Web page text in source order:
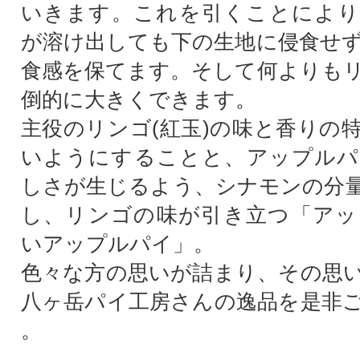
いきます。これを引くことによ
が溶け出しても下の生地に侵食せ
食感を保てます。そして何よりも
倒的に大きくできます。
主役のリンゴ(紅玉)の味と香りの
いようにすることと、アップル
しさが生じるよう、シナモンの分
し、リンゴの味が引き立つ「ア
いアップルパイ」。
色々な方の思いが詰まり、その思
八ヶ岳パイ工房さんの逸品を是非
。